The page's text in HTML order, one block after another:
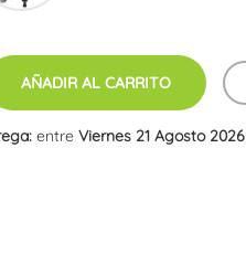
AÑADIR AL CARRITO
entre Viernes 21 Agosto 2026